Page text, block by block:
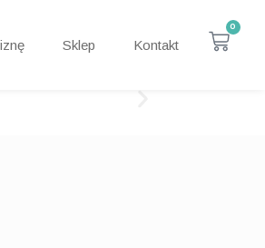
Sklep Kontakt
0